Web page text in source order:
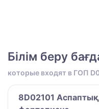
Білім беру
которые входят в ГОП
8D02101